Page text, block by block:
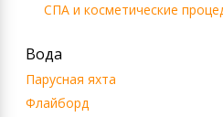
СПА и косметические
Вода
Парусная яхта
Флайборд